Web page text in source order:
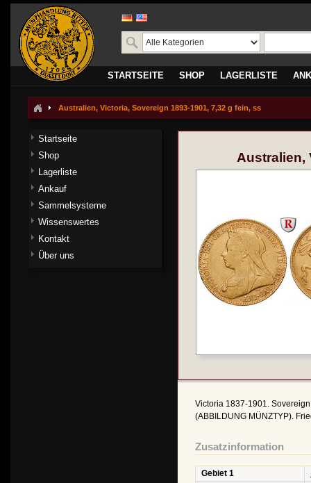
STARTSEITE SHOP LAGERLISTE
Australien, Victoria, Sovereign 1893-1901, 7,32 g fein, ss
Australien,
Victoria 1837-1901.
(ABBILDUNG MÜNZTYP).
Zusatzinformation
Gebiet 1
Startseite
Shop
Lagerliste
Ankauf
Sammelsysteme
Wissenswertes
Kontakt
Über uns